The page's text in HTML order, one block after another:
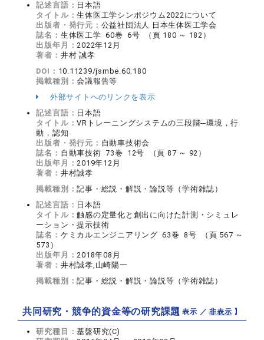
記述言語： 日本語
タイトル：生体医工学シンポジウム2022について
出版者・発行元： 公益社団法人 日本生体医工学会
誌名： 生体医工学 60巻 6号 （頁 180 ～ 182）
出版年月：2022年12月
著者： 井村 誠孝
DOI： 10.11239/jsmbe.60.180
掲載種別：会議報告等
外部サイトへのリンクを表示
記述言語： 日本語
タイトル：VRトレーニングシステムの三段階─環境，行
動，認知
出版者・発行元： 自動車技術会
誌名： 自動車技術 73巻 12号 （頁 87 ～ 92）
出版年月：2019年12月
著者： 井村誠孝
掲載種別：記事・総説・解説・論説等（学術雑誌）
記述言語： 日本語
タイトル：触感の定量化と創出に向けた計測・シミュレ
ーション・提示技術
誌名： ケミカルエンジニアリング 63巻 8号 （頁 567 ～
573）
出版年月：2018年08月
著者： 井村誠孝,山崎陽一
掲載種別：記事・総説・解説・論説等（学術雑誌）
共同研究・競争的資金等の研究課題【 表示 ／非表示 】
研究種目：基盤研究(C)